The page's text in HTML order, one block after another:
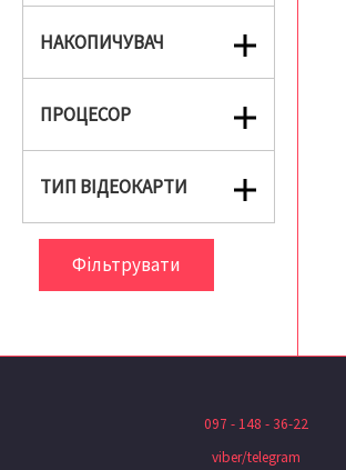
НАКОПИЧУВАЧ
ПРОЦЕСОР
ТИП ВІДЕОКАРТИ
Фільтрувати
097 - 148 - 36-22
viber/telegram